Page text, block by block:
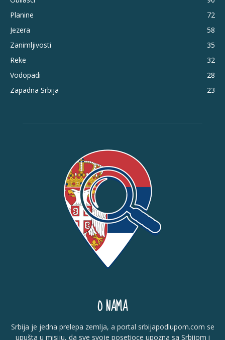
Planine
72
Jezera
58
Zanimljivosti
35
Reke
32
Vodopadi
28
Zapadna Srbija
23
O NAMA
Srbija je jedna prelepa zemlja, a portal srbijapodlupom.com se
upušta u misiju, da sve svoje posetioce upozna sa Srbijom i